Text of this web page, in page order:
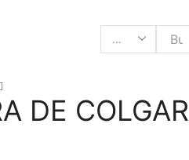
DE COLGAR